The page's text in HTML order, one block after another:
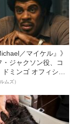
／マイケル』》
・ジャクソン役、コ
ドミンゴ オフィシャ
ー“観客を魅了した
興収70億円突破》
ムズ）